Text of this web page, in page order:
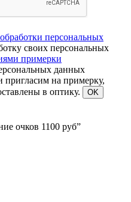
персональных
своих персональных
примерки
данных
на примерку,
в оптику.
OK
очков 1100 руб”